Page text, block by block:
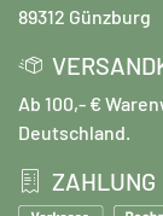
89312 Günzburg
Ab 100,- €
Deutschland.
ZAHLUNG